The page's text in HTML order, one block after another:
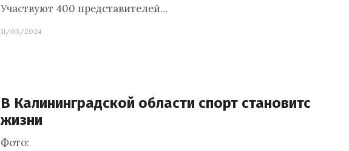
Участвуют 400 представителей…
11/03/2024
В Калининградской области спорт становится
жизни
Фото: